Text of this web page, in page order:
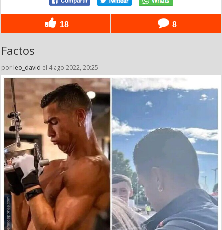
18 8
Factos
por leo_david el 4 ago 2022, 20:25